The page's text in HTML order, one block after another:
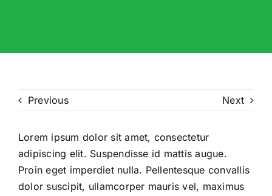
Previous Next
Lorem ipsum dolor sit amet, consectetur
adipiscing elit. Suspendisse id mattis augue.
Proin eget imperdiet nulla. Pellentesque convallis
dolor suscipit, ullamcorper mauris vel, maximus